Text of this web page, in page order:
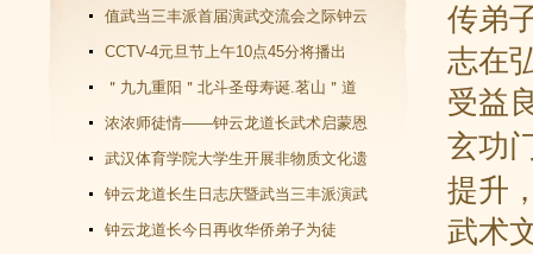
值武当三丰派首届演武交流会之际钟云
龙道长再收新徒
CCTV-4元旦节上午10点45分将播出
《武当功夫传人 钟云龙》纪录片
＂九九重阳＂北斗圣母寿诞.茗山＂道
教文化＂汇演圆满谢幕
浓浓师徒情——钟云龙道长武术启蒙恩
师千里赴武当会面
武汉体育学院大学生开展非物质文化遗
产（武当武术）调查活动
钟云龙道长生日志庆暨武当三丰派演武
交流大会成功举办
钟云龙道长今日再收华侨弟子为徒
传弟
志在
受益
玄功
提升
武术